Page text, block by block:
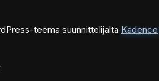
teema suunnittelijalta Kadence